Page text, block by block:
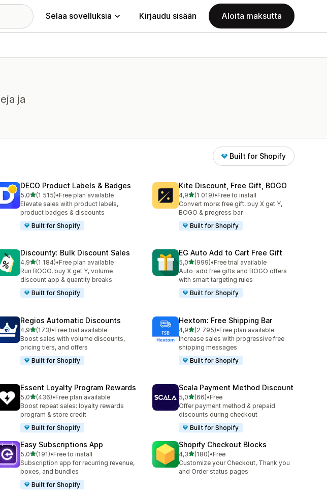
Selaa sovelluksia Kirjaudu sisään Aloita maksutta
ja
Built for Shopify
DECO Product Labels & Badges
5,0/ 5 tähteä
(1 515)
1515 arvostelua yhteensä
•Free plan available
Elevate sales with product labels,
product badges & discounts
Built for Shopify
Kite Discount, Free Gift, BOGO
4,9/ 5 tähteä
(1 019)
1019 arvostelua yhteensä
•Free to install
Convert more: free gift, buy X get Y,
BOGO & progress bar
Built for Shopify
Discounty: Bulk Discount Sales
4,9/ 5 tähteä
(1 184)
1184 arvostelua yhteensä
•Free plan available
Run BOGO, buy X get Y, volume
discount app & quantity breaks
Built for Shopify
EG Auto Add to Cart Free Gift
5,0/ 5 tähteä
(999)
999 arvostelua yhteensä
•Free trial available
Auto-add free gifts and BOGO offers
with smart targeting rules
Built for Shopify
Regios Automatic Discounts
4,9/ 5 tähteä
(173)
173 arvostelua yhteensä
•Free trial available
Boost sales with volume discounts,
pricing tiers, and offers
Built for Shopify
Hextom: Free Shipping Bar
4,9/ 5 tähteä
(2 795)
2795 arvostelua yhteensä
•Free plan available
Increase sales with progressive free
shipping messages
Built for Shopify
Essent Loyalty Program Rewards
5,0/ 5 tähteä
(436)
436 arvostelua yhteensä
•Free plan available
Boost repeat sales: loyalty rewards
program & store credit
Built for Shopify
Scala Payment Method Discount
5,0/ 5 tähteä
(66)
66 arvostelua yhteensä
•Free
Offer payment method & prepaid
discounts during checkout
Built for Shopify
Easy Subscriptions App
5,0/ 5 tähteä
(191)
191 arvostelua yhteensä
•Free to install
Subscription app for recurring revenue,
boxes, and bundles
Built for Shopify
Shopify Checkout Blocks
4,3/ 5 tähteä
(180)
180 arvostelua yhteensä
•Free
Customize your Checkout, Thank you
and Order status pages